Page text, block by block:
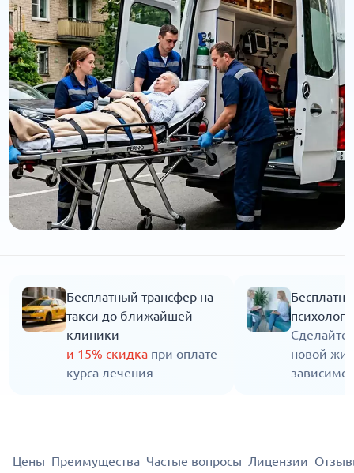
Бесплатный трансфер на
такси до ближайшей
клиники
и 15% скидка при оплате
курса лечения
психолога
Сделайте
новой
Цены Преимущества Частые вопросы Лицензии